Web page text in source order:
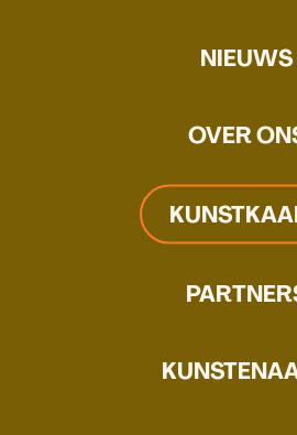
NIEUWS
OVER
Bart Nijboer (1990)